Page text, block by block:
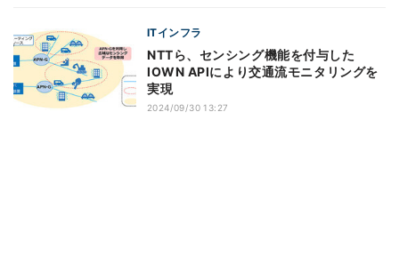
ITインフラ
NTTら、センシング機能を付与した
IOWN APIにより交通流モニタリングを
実現
2024/09/30 13:27